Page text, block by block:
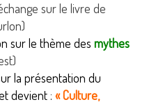
sur le livre de
sur le thème des mythes
la présentation du
devient : « Culture,